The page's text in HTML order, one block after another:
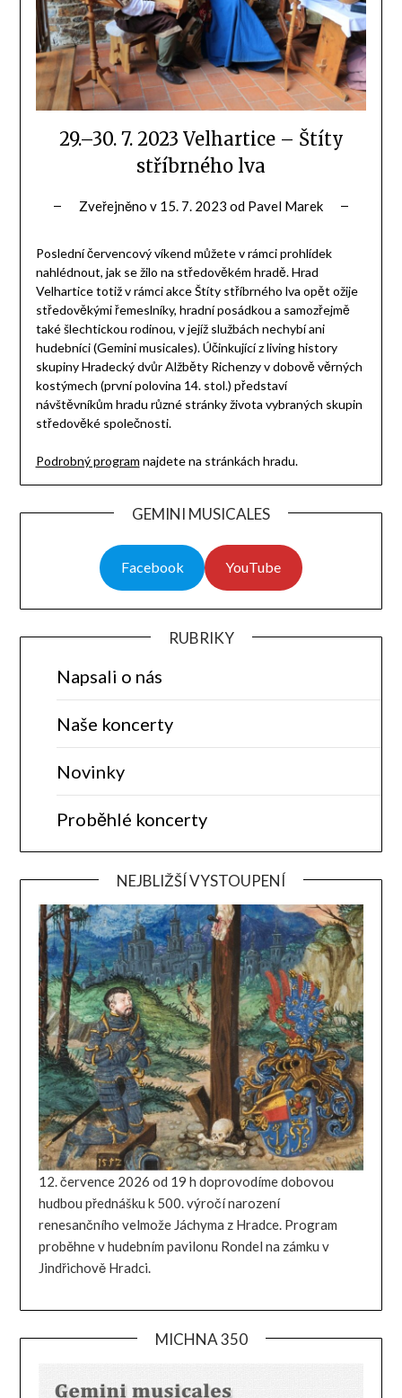
29.–30. 7. 2023 Velhartice – Štíty
stříbrného lva
Zveřejněno v 15. 7. 2023 od Pavel Marek
Poslední červencový víkend můžete v rámci prohlídek
nahlédnout, jak se žilo na středověkém hradě. Hrad
Velhartice totiž v rámci akce Štíty stříbrného lva opět ožije
středověkými řemeslníky, hradní posádkou a samozřejmě
také šlechtickou rodinou, v jejíž službách nechybí ani
hudebníci (Gemini musicales). Účinkující z living history
skupiny Hradecký dvůr Alžběty Richenzy v dobově věrných
kostýmech (první polovina 14. stol.) představí
návštěvníkům hradu různé stránky života vybraných skupin
středověké společnosti.
Podrobný program najdete na stránkách hradu.
GEMINI MUSICALES
Facebook YouTube
RUBRIKY
Napsali o nás
Naše koncerty
Novinky
Proběhlé koncerty
NEJBLIŽŠÍ VYSTOUPENÍ
12. července 2026 od 19 h doprovodíme dobovou
hudbou přednášku k 500. výročí narození
renesančního velmože Jáchyma z Hradce. Program
proběhne v hudebním pavilonu Rondel na zámku v
Jindřichově Hradci.
MICHNA 350